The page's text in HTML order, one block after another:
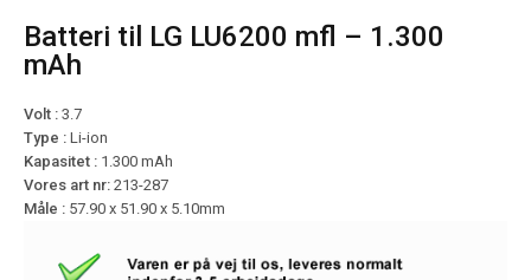
Batteri til LG LU6200 mfl – 1.300
mAh
Volt : 3.7
Type : Li-ion
Kapasitet : 1.300 mAh
Vores art nr: 213-287
Måle : 57.90 x 51.90 x 5.10mm